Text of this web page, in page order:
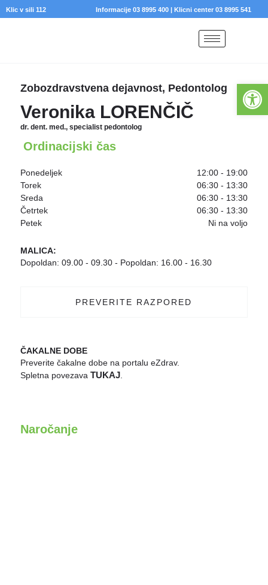
Klic v sili 112 Informacije 03 8995 400 |Klicni center 03 8995 541
Zobozdravstvena dejavnost, Pedontolog
Veronika LORENČIČ
dr. dent. med., specialist pedontolog
Ponedeljek
12:00 - 19:00
Torek
06:30 - 13:30
Sreda
06:30 - 13:30
Četrtek
06:30 - 13:30
Petek
Ni na voljo
MALICA:
Dopoldan: 09.00 - 09.30 - Popoldan: 16.00 - 16.30
PREVERITE RAZPORED
ČAKALNE DOBE
Preverite čakalne dobe na portalu eZdrav.
Spletna povezava TUKAJ.
Naročanje